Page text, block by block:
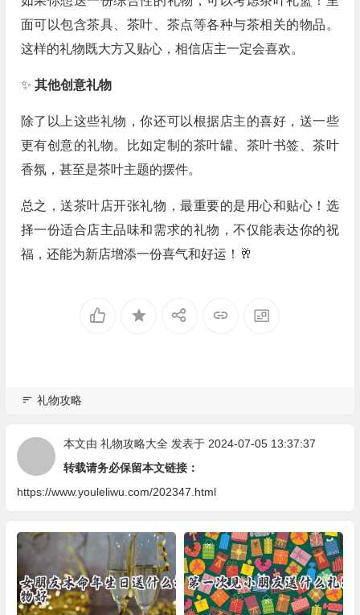
面可以包含茶具、茶叶、茶点等各种与茶相关的物品。
这样的礼物既大方又贴心，相信店主一定会喜欢。
✨ 其他创意礼物
除了以上这些礼物，你还可以根据店主的喜好，送一些
更有创意的礼物。比如定制的茶叶罐、茶叶书签、茶叶
香氛，甚至是茶叶主题的摆件。
总之，送茶叶店开张礼物，最重要的是用心和贴心！选
择一份适合店主品味和需求的礼物，不仅能表达你的祝
福，还能为新店增添一份喜气和好运！🥂
礼物攻略
本文由 礼物攻略大全发表于 2024-07-05 13:37:37
转载请务必保留本文链接：
https://www.youleliwu.com/202347.html